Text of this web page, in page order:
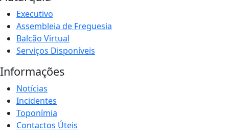
Executivo
Assembleia de Freguesia
Balcão Virtual
Serviços Disponíveis
Informações
Notícias
Incidentes
Toponímia
Contactos Úteis